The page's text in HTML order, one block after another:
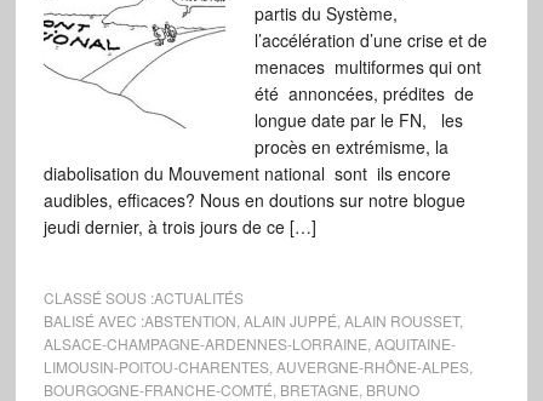
partis du Système,
l’accélération d’une crise et de
menaces multiformes qui ont
été annoncées, prédites de
longue date par le FN, les
procès en extrémisme, la
diabolisation du Mouvement national sont ils encore
audibles, efficaces? Nous en doutions sur notre blogue
jeudi dernier, à trois jours de ce […]
CLASSÉ SOUS :ACTUALITÉS
BALISÉ AVEC :ABSTENTION ALAIN JUPPÉ ALAIN ROUSSET,
ALSACE-CHAMPAGNE-ARDENNES-LORRAINE AQUITAINE-
LIMOUSIN-POITOU-CHARENTES, AUVERGNE-RHÔNE-ALPES,
BOURGOGNE-FRANCHE-COMTÉ BRETAGNE BRUNO